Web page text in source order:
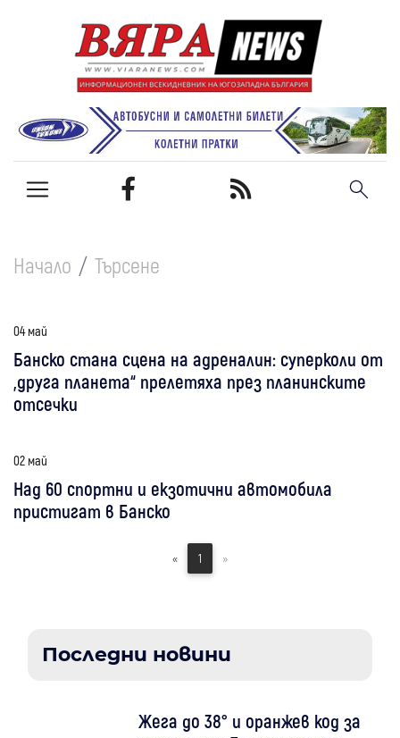
Начало Търсене
04 май
Банско стана сцена на адреналин: суперколи от
„друга планета“ прелетяха през планинските
отсечки
02 май
Над 60 спортни и екзотични автомобила
пристигат в Банско
« 1 »
Последни новини
Жега до 38° и оранжев код за